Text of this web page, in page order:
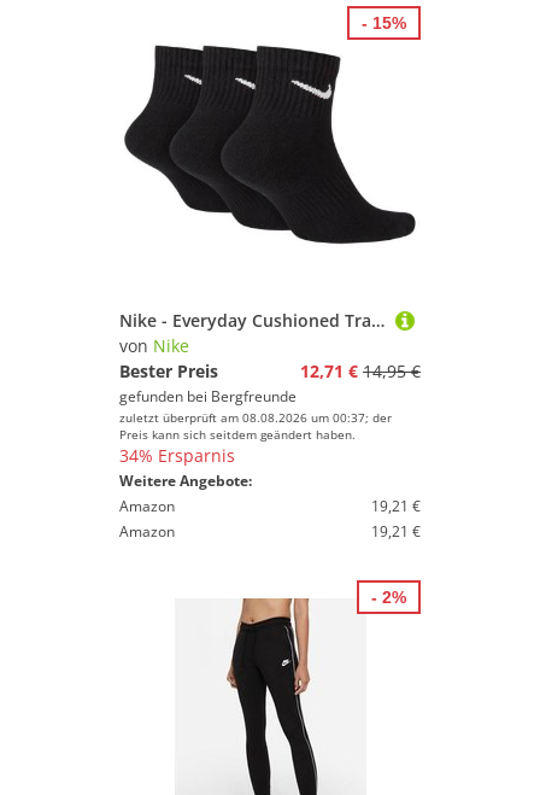
Nike - Everyday Cushioned Training - Multifunktionssocken Gr S - EU: 34-38 schwarz
von Nike
Bester Preis
12,71 € 14,95 €
gefunden bei Bergfreunde
zuletzt überprüft am 08.08.2026 um 00:37; der
Preis kann sich seitdem geändert haben.
34% Ersparnis
Weitere Angebote:
Amazon
19,21 €
Amazon
19,21 €
- 15%
- 2%